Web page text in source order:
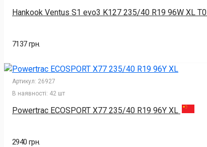
Hankook Ventus S1 evo3 K127 235/40 R19 96W XL Т0
7137 грн.
Артикул: 26927
В наявності: 42 шт
Powertrac ECOSPORT X77 235/40 R19 96Y XL
2940 грн.